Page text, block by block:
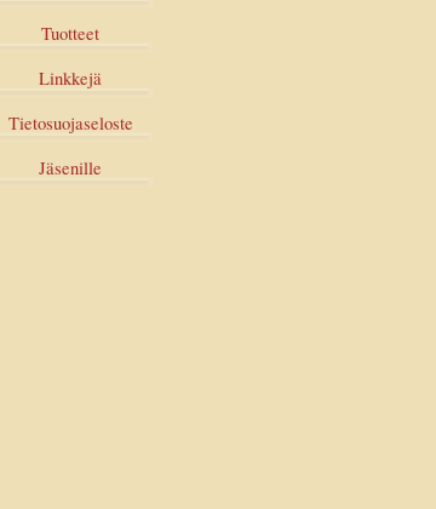
Tuotteet
Linkkejä
Tietosuojaseloste
Jäsenille